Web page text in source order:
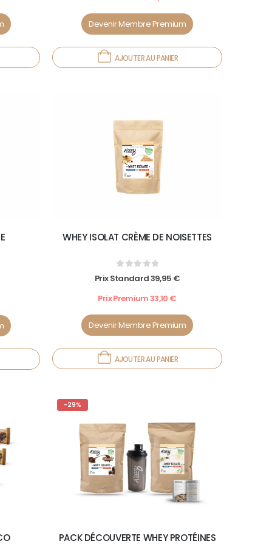
Devenir Membre Premium
AJOUTER AU PANIER
WHEY ISOLAT CRÈME DE NOISETTES
0 out of 5
Prix Standard39,95 €
Prix Premium33,10 €
Devenir Membre Premium
AJOUTER AU PANIER
-29%
PACK DÉCOUVERTE WHEY PROTÉINES